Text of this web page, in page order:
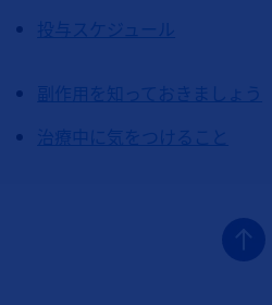
投与スケジュール
副作用を知っておきましょう
治療中に気をつけること